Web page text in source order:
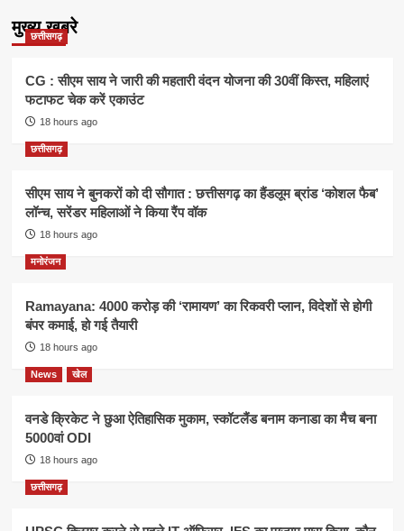
मुख्य खबरे
छत्तीसगढ़
CG : सीएम साय ने जारी की महतारी वंदन योजना की 30वीं किस्त, महिलाएं
फटाफट चेक करें एकाउंट
18 hours ago
छत्तीसगढ़
सीएम साय ने बुनकरों को दी सौगात : छत्तीसगढ़ का हैंडलूम ब्रांड ‘कोशल फैब’
लॉन्च, सरेंडर महिलाओं ने किया रैंप वॉक
18 hours ago
मनोरंजन
Ramayana: 4000 करोड़ की ‘रामायण’ का रिकवरी प्लान, विदेशों से होगी
बंपर कमाई, हो गई तैयारी
18 hours ago
News खेल
वनडे क्रिकेट ने छुआ ऐतिहासिक मुकाम, स्कॉटलैंड बनाम कनाडा का मैच बना
5000वां ODI
18 hours ago
छत्तीसगढ़